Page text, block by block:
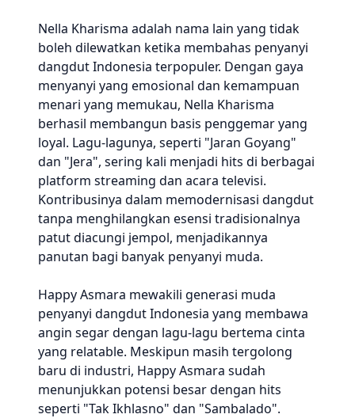
Nella Kharisma adalah nama lain yang tidak
boleh dilewatkan ketika membahas penyanyi
dangdut Indonesia terpopuler. Dengan gaya
menyanyi yang emosional dan kemampuan
menari yang memukau, Nella Kharisma
berhasil membangun basis penggemar yang
loyal. Lagu-lagunya, seperti "Jaran Goyang"
dan "Jera", sering kali menjadi hits di berbagai
platform streaming dan acara televisi.
Kontribusinya dalam memodernisasi dangdut
tanpa menghilangkan esensi tradisionalnya
patut diacungi jempol, menjadikannya
panutan bagi banyak penyanyi muda.
Happy Asmara mewakili generasi muda
penyanyi dangdut Indonesia yang membawa
angin segar dengan lagu-lagu bertema cinta
yang relatable. Meskipun masih tergolong
baru di industri, Happy Asmara sudah
menunjukkan potensi besar dengan hits
seperti "Tak Ikhlasno" dan "Sambalado".